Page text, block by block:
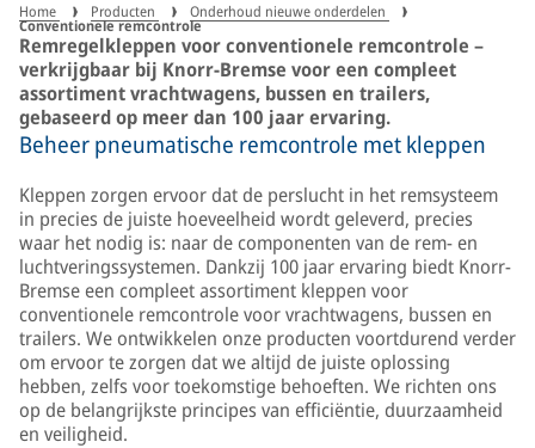
Home Producten Onderhoud nieuwe onderdelen
Conventionele remcontrole
Remregelkleppen voor conventionele remcontrole –
verkrijgbaar bij Knorr-Bremse voor een compleet
assortiment vrachtwagens, bussen en trailers,
gebaseerd op meer dan 100 jaar ervaring.
Beheer pneumatische remcontrole met kleppen
Kleppen zorgen ervoor dat de perslucht in het remsysteem
in precies de juiste hoeveelheid wordt geleverd, precies
waar het nodig is: naar de componenten van de rem- en
luchtveringssystemen. Dankzij 100 jaar ervaring biedt Knorr-
Bremse een compleet assortiment kleppen voor
conventionele remcontrole voor vrachtwagens, bussen en
trailers. We ontwikkelen onze producten voortdurend verder
om ervoor te zorgen dat we altijd de juiste oplossing
hebben, zelfs voor toekomstige behoeften. We richten ons
op de belangrijkste principes van efficiëntie, duurzaamheid
en veiligheid.